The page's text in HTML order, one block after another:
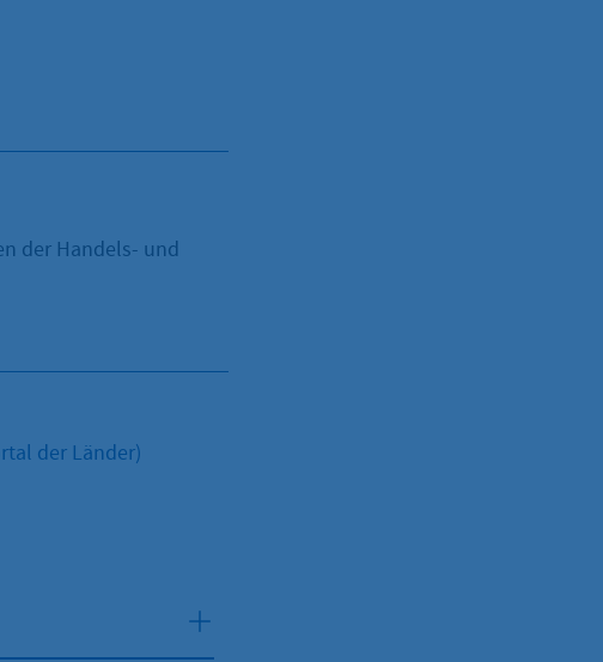
der Handels- und
der Länder)